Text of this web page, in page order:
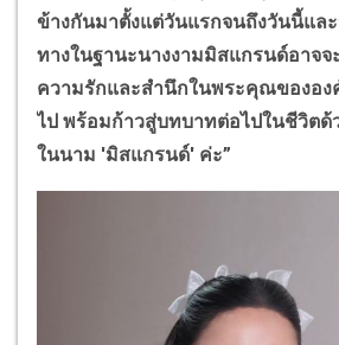
ข้างกันมาตั้งแต่วันแรกจนถึงวันนี้แล
ทางในฐานะนางงามมิสแกรนด์อาจจ
ความรักและสำนึกในพระคุณขององ
ไป พร้อมก้าวสู่บทบาทต่อไปในชีวิต
ในนาม 'มิสแกรนด์' ค่ะ”